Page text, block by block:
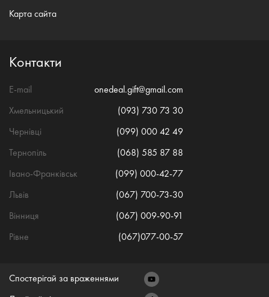
Карта сайта
Контакти
E-mail
onedeal.gift@gmail.com
Хмельницький
(093) 730 73 30
Чернівці
(099) 000 42 49
Тернопіль
(068) 585 87 88
Івано-Франківськ
(099) 000-42-77
Львів
(067) 700-73-30
Вінниця
(067) 009-90-91
Рівне
(067)077-00-57
Спостерігай за враженнями